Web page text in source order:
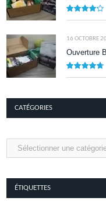
16 OCTOBRE
Ouverture
CATÉGORIES
Catégories
ÉTIQUETTES